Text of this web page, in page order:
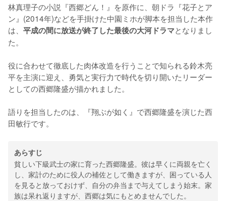
林真理子の小説『西郷どん！』を原作に、朝ドラ『花子とア
ン』(2014年)などを手掛けた中園ミホが脚本を担当した本作
は、 平成の間に放送が終了した最後の大河ドラマとなりまし
た。
役に合わせて徹底した肉体改造を行うことで知られる鈴木亮
平を主演に迎え、勇気と実行力で時代を切り開いたリーダー
としての西郷隆盛が描かれました。
語りを担当したのは、『翔ぶが如く』で西郷隆盛を演じた西
田敏行です。
あらすじ
貧しい下級武士の家に育った西郷隆盛。彼は早くに両親を亡く
し、家計のために役人の補佐として働きますが、困っている人
を見ると放っておけず、自分の弁当まで与えてしまう始末。家
族は呆れ返りますが、西郷は気にもとめませんでした。